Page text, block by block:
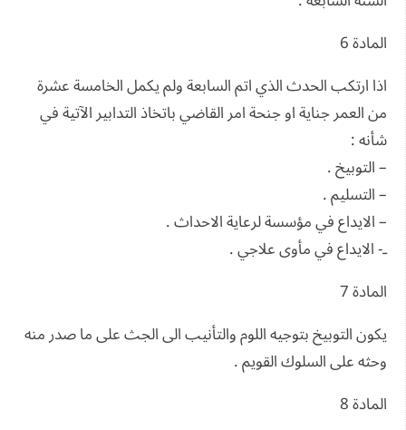
المادة 6
اذا ارتكب الحدث الذي اتم السابعة ولم يكمل الخامسة عشرة
من العمر جناية او جنحة امر القاضي باتخاذ التدابير الآتية في
شأنه :
– التوبيخ .
– التسليم .
– الايداع في مؤسسة لرعاية الاحداث .
ـ- الايداع في مأوى علاجي .
المادة 7
يكون التوبيخ بتوجيه اللوم والتأنيب الى الجث على ما صدر منه
وحثه على السلوك القويم .
المادة 8